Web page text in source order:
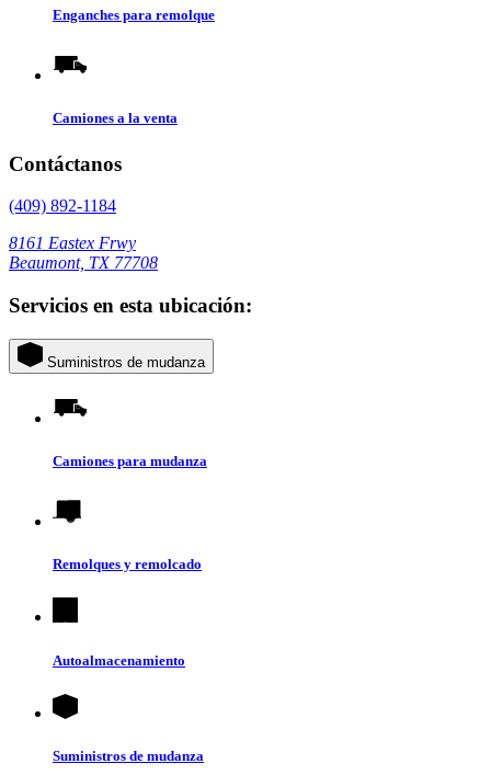
Enganches para remolque
Camiones a la venta
Contáctanos
(409) 892-1184
8161 Eastex Frwy
Beaumont, TX 77708
Servicios en esta ubicación:
Suministros de mudanza
Camiones para mudanza
Remolques y remolcado
Autoalmacenamiento
Suministros de mudanza